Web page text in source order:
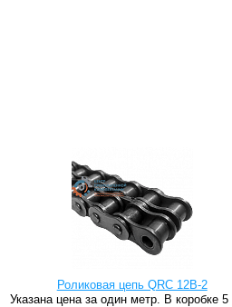
Роликовая цепь QRC 12B-2
Указана цена за один метр. В коробке